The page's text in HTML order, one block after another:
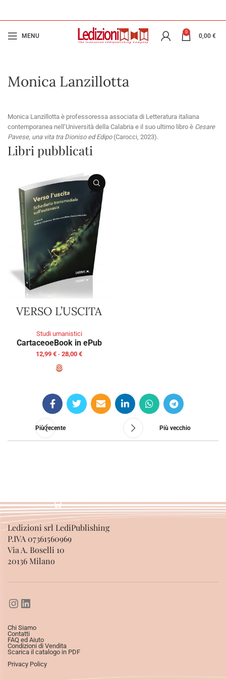
MENU
0
0,00 €
Monica Lanzillotta
Monica Lanzillotta è professoressa associata di Letteratura italiana
contemporanea nell’Università della Calabria e il suo ultimo libro è Cesare
Pavese, una vita tra Dioniso ed Edipo(Carocci, 2023).
Libri pubblicati
VERSO L’USCITA
Studi umanistici
CartaceoeBook in ePub
12,99 € - 28,00 €
Più recente Più vecchio
Ledizioni srl LediPublishing
P.IVA 07361560969
Via A. Boselli 10
20136 Milano
Chi Siamo
Contatti
FAQ ed Aiuto
Condizioni di Vendita
Scarica il catalogo in PDF
Privacy Policy